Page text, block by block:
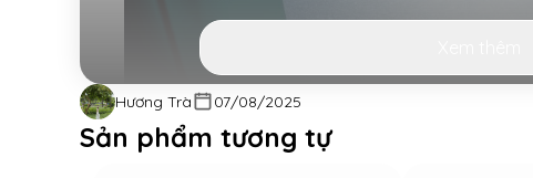
Hương Trà 07/08/2025
Sản phẩm tương tự